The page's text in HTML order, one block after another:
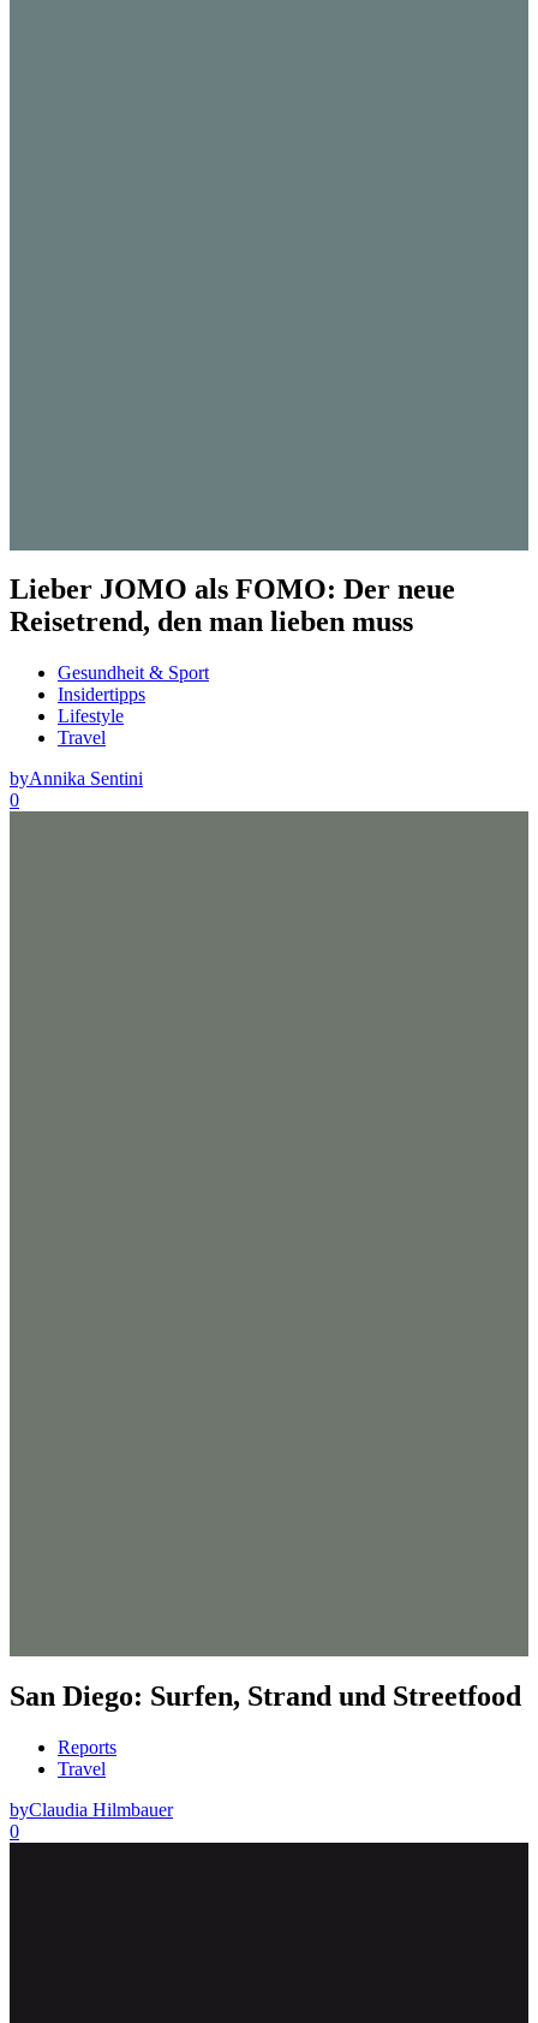
Lieber JOMO als FOMO: Der neue
Reisetrend, den man lieben muss
Gesundheit & Sport
Insidertipps
Lifestyle
Travel
byAnnika Sentini
0
San Diego: Surfen, Strand und Streetfood
Reports
Travel
byClaudia Hilmbauer
0